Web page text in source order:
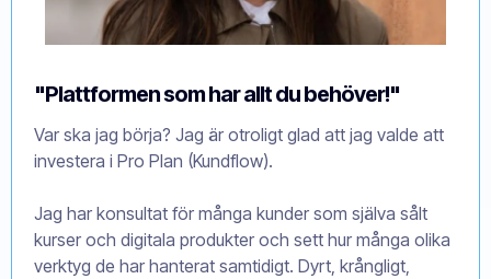
"Plattformen som har allt du behöver!"
Var ska jag börja? Jag är otroligt glad att jag valde att
investera i Pro Plan (Kundflow).
Jag har konsultat för många kunder som själva sålt
kurser och digitala produkter och sett hur många olika
verktyg de har hanterat samtidigt. Dyrt, krångligt,